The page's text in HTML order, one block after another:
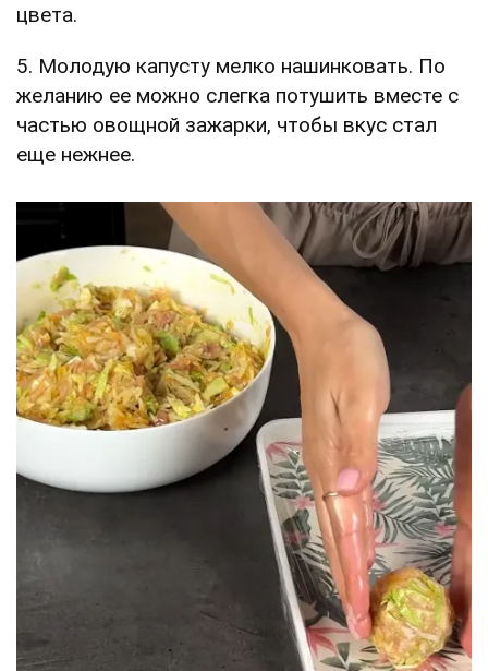
цвета.
5. Молодую капусту мелко нашинковать. По
желанию ее можно слегка потушить вместе с
частью овощной зажарки, чтобы вкус стал
еще нежнее.